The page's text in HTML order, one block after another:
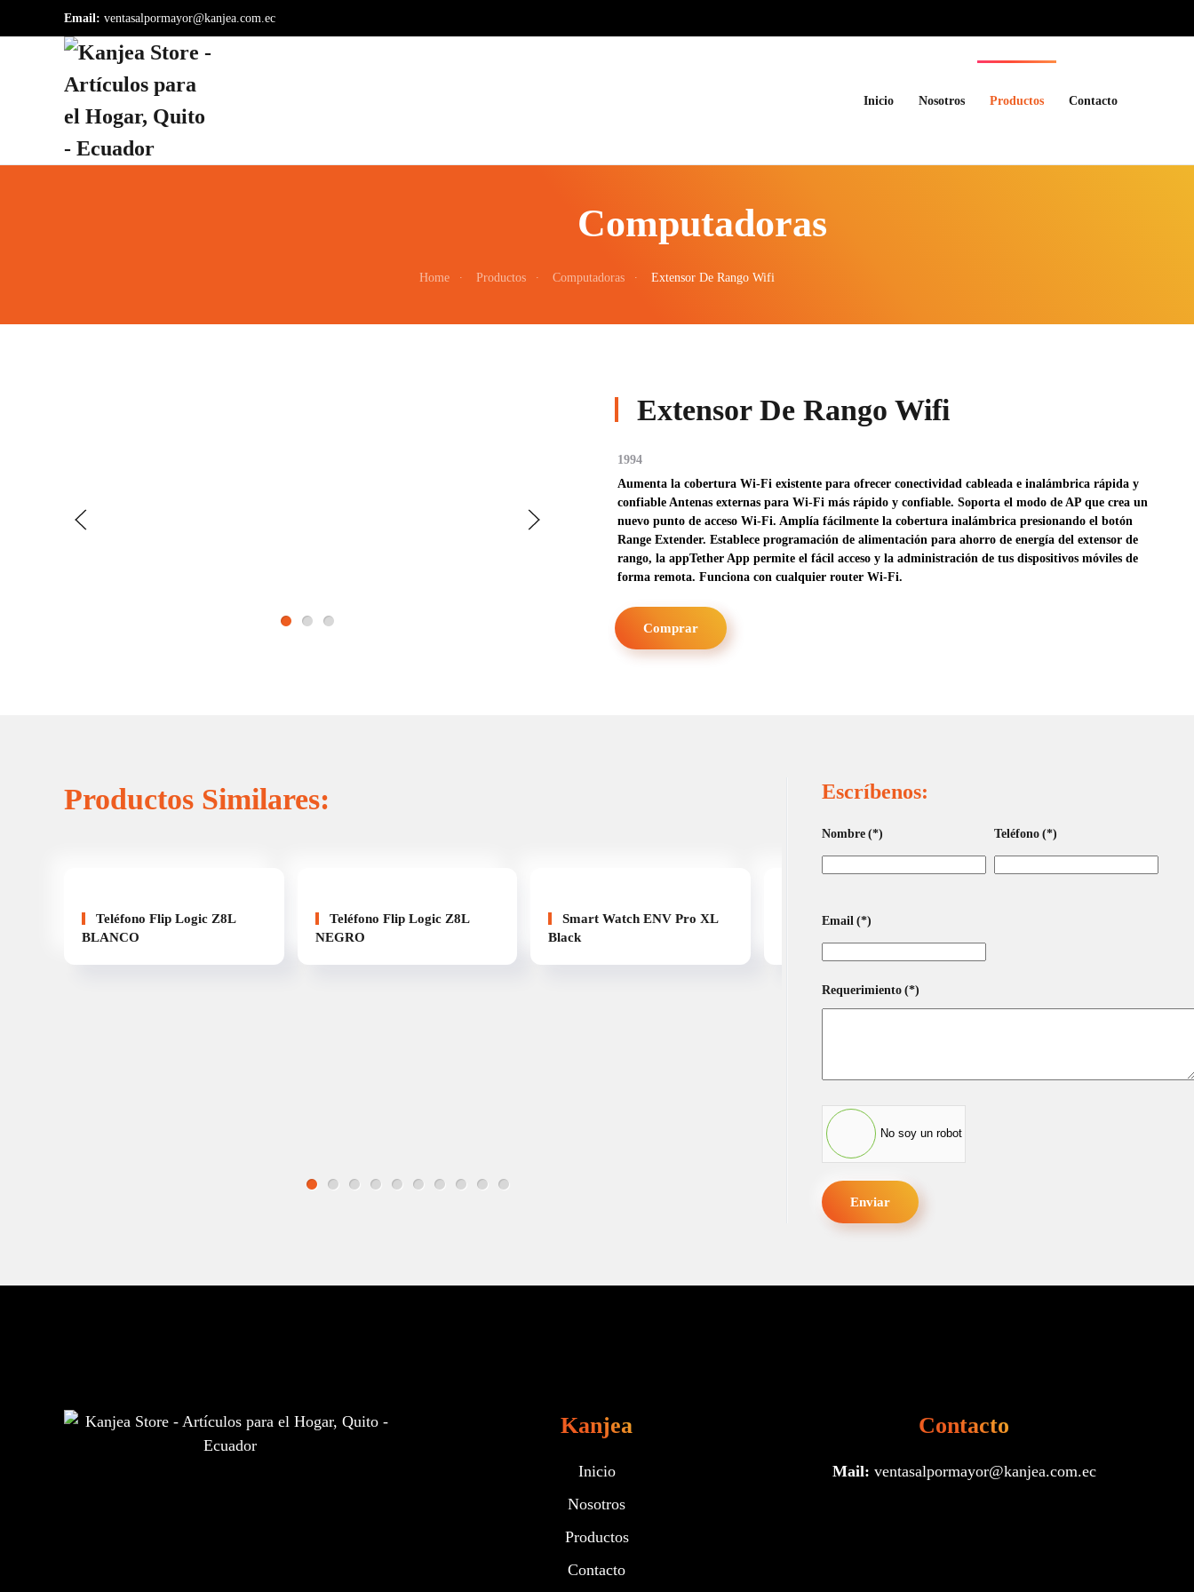
Skip to main content
Email: ventasalpormayor@kanjea.com.ec
Inicio Nosotros Productos Contacto
Computadoras
Home Productos Computadoras Extensor De Rango Wifi
Extensor De Rango Wifi
1994
Aumenta la cobertura Wi-Fi existente para ofrecer conectividad cableada e inalámbrica rápida y
confiable Antenas externas para Wi-Fi más rápido y confiable. Soporta el modo de AP que crea un
nuevo punto de acceso Wi-Fi. Amplía fácilmente la cobertura inalámbrica presionando el botón
Range Extender. Establece programación de alimentación para ahorro de energía del extensor de
rango, la appTether App permite el fácil acceso y la administración de tus dispositivos móviles de
forma remota. Funciona con cualquier router Wi-Fi.
Comprar
Productos Similares:
Teléfono Flip Logic Z8L
BLANCO
Teléfono Flip Logic Z8L
NEGRO
Smart Watch ENV Pro XL
Black
Smart Watch ENV Pro XL
Escríbenos:
Nombre (*) Teléfono (*)
Email (*)
Requerimiento (*)
No soy un robot
Enviar
Kanjea
Inicio
Nosotros
Productos
Contacto
Contacto
Mail: ventasalpormayor@kanjea.com.ec